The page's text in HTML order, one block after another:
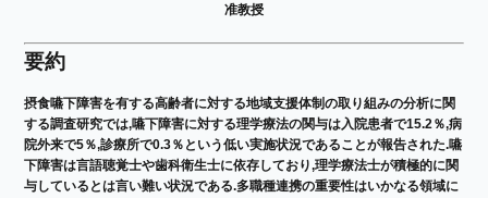
准教授
要約
摂食嚥下障害を有する高齢者に対する地域支援体制の取り組みの分析に関
する調査研究では,嚥下障害に対する理学療法の関与は入院患者で15.2％,病
院外来で5％,診療所で0.3％という低い実施状況であることが報告された.嚥
下障害は言語聴覚士や歯科衛生士に依存しており,理学療法士が積極的に関
与しているとは言い難い状況である.多職種連携の重要性はいかなる領域に